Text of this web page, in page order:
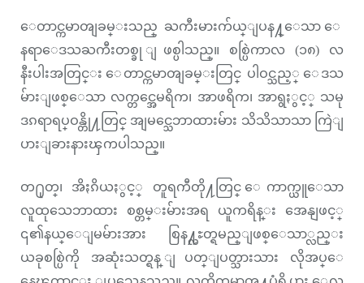
ေတာင္ကမာၻျခမ္းသည္ ႀကီးမားက်ယ္ျပန႔္ေသာ ေ
နရာေဒသႀကီးတစ္ခု ျဖစ္ပါသည္။ စစ္ပြဲကာလ (၁၈) လ
နီးပါးအတြင္း ေတာင္ကမာၻျခမ္းတြင္ ပါဝင္သည့္ ေဒသ
မ်ားျဖစ္ေသာ လက္တင္အေမရိက၊ အာဖရိက၊ အာရွႏွင့္ သမု
ဒၵရာရပ္ဝန္တို႔တြင္ အျမင္သေဘာထားမ်ား သိသိသာသာ ကြဲျ
ပားျခားနားၾကပါသည္။
တ႐ုတ္၊ အိႏၵိယႏွင့္ တူရကီတို႔တြင္ ေကာက္ယူေသာ
လူထုသေဘာထား စစ္တမ္းမ်ားအရ ယူကရိန္း အေနျဖင့္
၎၏နယ္ေျမမ်ားအား စြန႔္လႊတ္ရမည္ျဖစ္ေသာ္လည္း
ယခုစစ္ပြဲကို အဆုံးသတ္ရန္ ျပတ္ျပတ္သားသား လိုအပ္ေ